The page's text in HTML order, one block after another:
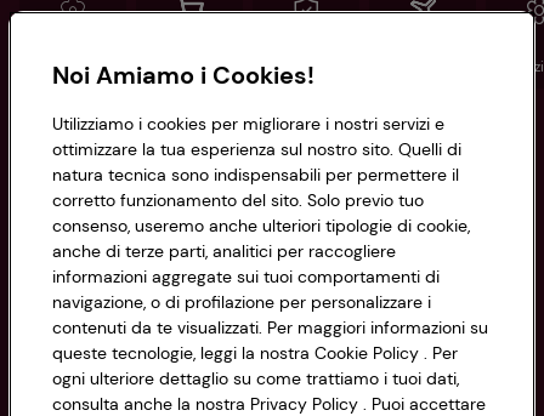
Conad Spesa online Assicurazioni
Informazioni
Privacy Policy
Cookie Policy
Impostazioni Cookie
Accessibilità
CONAD SOCIETÀ COOPERATIVA
Via Michelino, 59 | 40127 BOLOGNA
Codice Fiscale e Registro Imprese
di Bologna 00865960157
PARTITA IVA 03320960374
Noi Amiamo i Cookies!
Utilizziamo i cookies per migliorare i nostri servizi e
ottimizzare la tua esperienza sul nostro sito. Quelli di
natura tecnica sono indispensabili per permettere il
corretto funzionamento del sito. Solo previo tuo
consenso, useremo anche ulteriori tipologie di cookie,
anche di terze parti, analitici per raccogliere
informazioni aggregate sui tuoi comportamenti di
navigazione, o di profilazione per personalizzare i
contenuti da te visualizzati. Per maggiori informazioni su
queste tecnologie, leggi la nostra Cookie Policy . Per
ogni ulteriore dettaglio su come trattiamo i tuoi dati,
consulta anche la nostra Privacy Policy . Puoi accettare